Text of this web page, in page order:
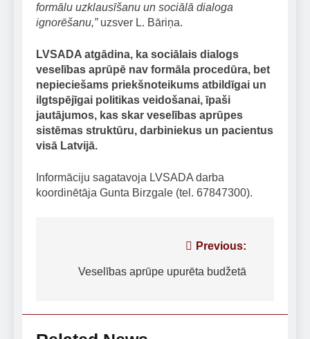
formālu uzklausīšanu un sociālā dialoga
ignorēšanu,”uzsver L. Bāriņa.
LVSADA atgādina, ka sociālais dialogs
veselības aprūpē nav formāla procedūra, bet
nepieciešams priekšnoteikums atbildīgai un
ilgtspējīgai politikas veidošanai, īpaši
jautājumos, kas skar veselības aprūpes
sistēmas struktūru, darbiniekus un pacientus
visā Latvijā.
Informāciju sagatavoja LVSADA darba
koordinētāja Gunta Birzgale (tel. 67847300).
navigation
Previous:
Veselības aprūpe upurēta budžetā